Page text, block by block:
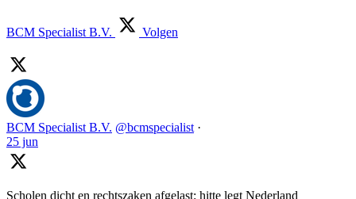
BCM Specialist B.V. Volgen
BCM Specialist B.V. @bcmspecialist ·
25 jun
Scholen dicht en rechtszaken afgelast: hitte legt Nederland